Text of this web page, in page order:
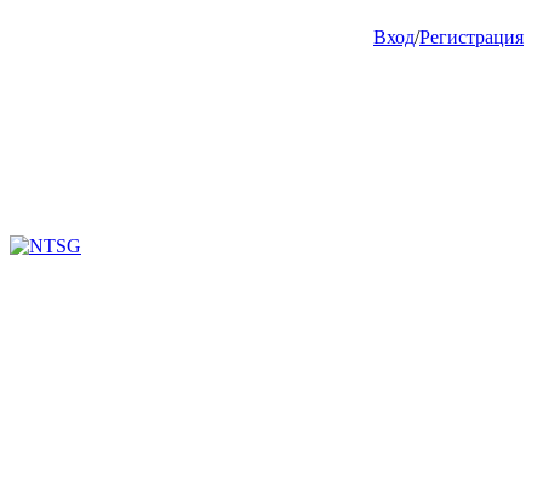
Вход/Регистрация